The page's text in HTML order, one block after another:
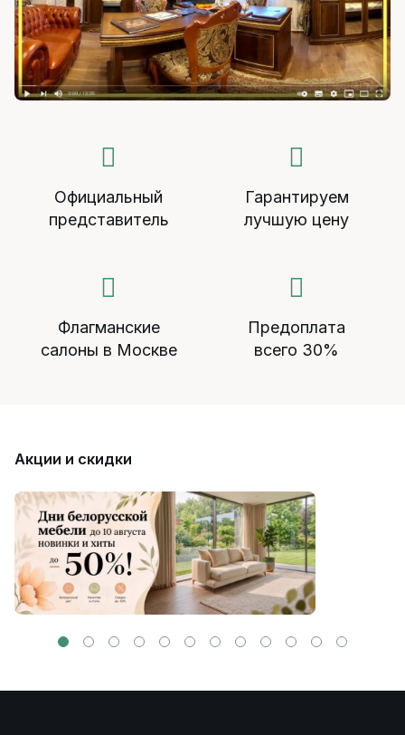
Официальный
представитель
Гарантируем
лучшую цену
Флагманские
салоны в Москве
Предоплата
всего 30%
Акции и скидки